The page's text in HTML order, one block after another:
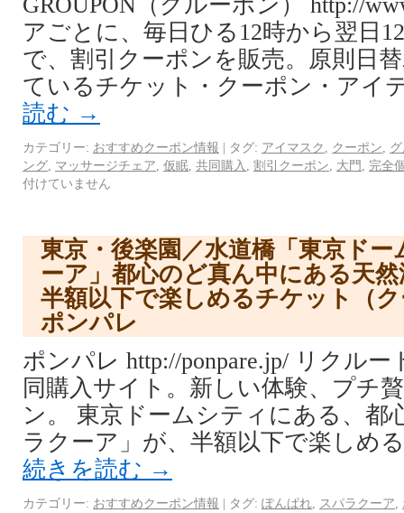
アごとに、毎日ひる12時から翌日
で、割引クーポンを販売。原則日
ているチケット・クーポン・ア
読む →
カテゴリー: おすすめクーポン情報 | タグ: アイマスク クーポン
ング マッサージチェア 仮眠 共同購入 割引クーポン 大門
完全
付けていません
東京・後楽園／水道橋「東京ド
ーア」都心のど真ん中にある天
半額以下で楽しめるチケット（
ポンパレ
ポンパレ http://ponpare.jp/ リクル
同購入サイト。新しい体験、プチ
ン。 東京ドームシティにある、都
ラクーア」が、半額以下で楽しめ
続きを読む →
カテゴリー: おすすめクーポン情報 | タグ: ぽんぱれ スパラクーア